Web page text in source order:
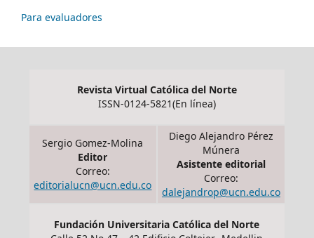
Para evaluadores
Revista Virtual Católica del Norte
ISSN-0124-5821(En línea)
Sergio Gomez-Molina
Editor
Correo:
editorialucn@ucn.edu.co
Diego Alejandro Pérez
Múnera
Asistente editorial
Correo:
dalejandrop@ucn.edu.co
Fundación Universitaria Católica del Norte